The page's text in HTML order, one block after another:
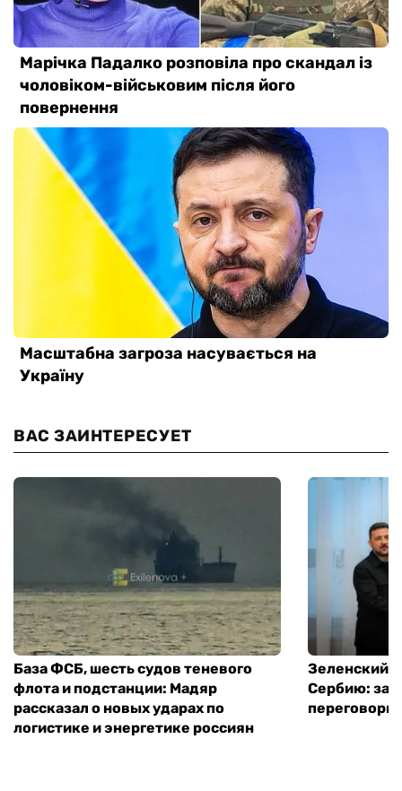
ВАС ЗАИНТЕРЕСУЕТ
База ФСБ, шесть судов теневого
флота и подстанции: Мадяр
рассказал о новых ударах по
логистике и энергетике россиян
Зеленский
Сербию:
переговоры